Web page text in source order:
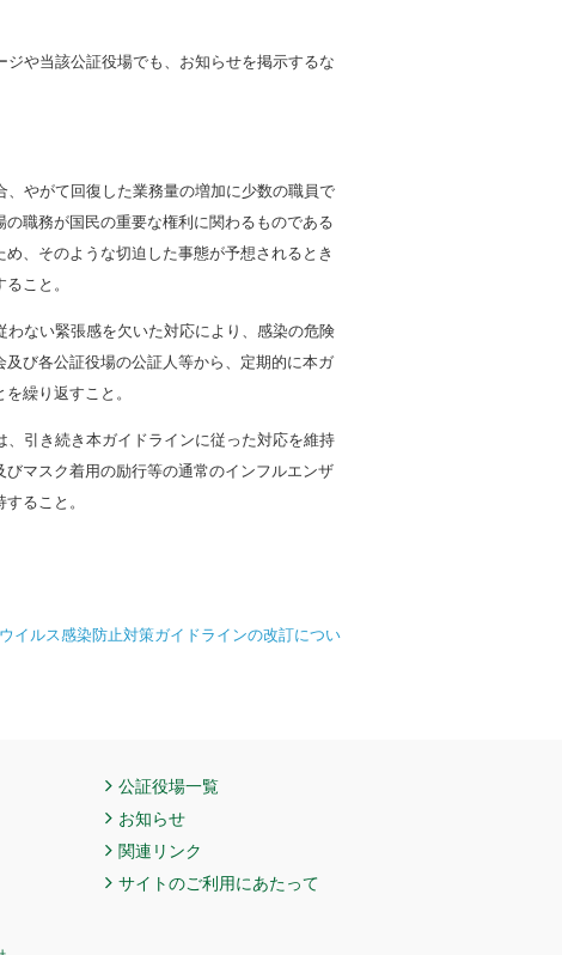
当該公証役場でも、お知らせを掲示するな
やがて回復した業務量の増加に少数の職員で
職務が国民の重要な権利に関わるものである
、そのような切迫した事態が予想されるとき
こと。
ない緊張感を欠いた対応により、感染の危険
び各公証役場の公証人等から、定期的に本ガ
繰り返すこと。
引き続き本ガイドラインに従った対応を維持
マスク着用の励行等の通常のインフルエンザ
ること。
イルス感染防止対策ガイドラインの改訂につい
公証役場一覧
お知らせ
関連リンク
サイトのご利用にあたって